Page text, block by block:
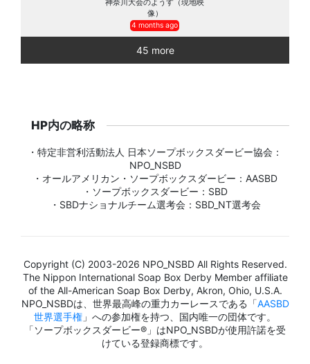
神奈川大会のようす（現地映
像）
4 months ago
45 more
HP内の略称
・特定非営利活動法人 日本ソープボックスダービー協会：
NPO_NSBD
・オールアメリカン・ソープボックスダービー：AASBD
・ソープボックスダービー：SBD
・SBDナショナルチーム選考会：SBD_NT選考会
Copyright (C) 2003-2026 NPO_NSBD All Rights Reserved.
The Nippon International Soap Box Derby Member affiliate
of the All-American Soap Box Derby, Akron, Ohio, U.S.A.
NPO_NSBDは、世界最高峰の重力カーレースである「AASBD
世界選手権 」への参加権を持つ、国内唯一の団体です。
「ソープボックスダービー®」はNPO_NSBDが使用許諾を受
けている登録商標です。